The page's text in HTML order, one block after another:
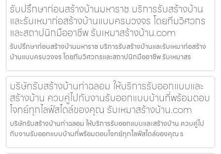
รับปรึกษาก่อนสร้างบ้านมหาราช บริการรับสร้างบ้าน
และรับเหมาก่อสร้างบ้านแบบครบวงจร โดยทีมวิศวกร
และสถาปนิกมืออาชีพ รับเหมาสร้างบ้าน.com
รับปรึกษาก่อนสร้างบ้านมหาราช บริการรับสร้างบ้านและรับเหมาก่อสร้าง
บ้านแบบครบวงจร โดยทีมวิศวกรและสถาปนิกมืออาชีพ รับเหมาสร
บริษัทรับสร้างบ้านท่าฉลอม ให้บริการรับออกแบบและ
สร้างบ้าน ควบคู่ไปกับงานรับออกแบบบ้านที่พร้อมตอบ
โจทย์ทุกไลฟ์สไตล์ของคุณ รับเหมาสร้างบ้าน.com
บริษัทรับสร้างบ้านท่าฉลอม ให้บริการรับออกแบบและสร้างบ้าน ควบคู่ไป
กับงานรับออกแบบบ้านที่พร้อมตอบโจทย์ทุกไลฟ์สไตล์ของคุณ ร